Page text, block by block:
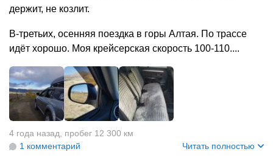
держит, не козлит.
В-третьих, осенняя поездка в горы Алтая. По трассе
идёт хорошо. Моя крейсерская скорость 100-110....
+2
4 года назад
пробег 12 300 км
1 комментарий
Читать полностью